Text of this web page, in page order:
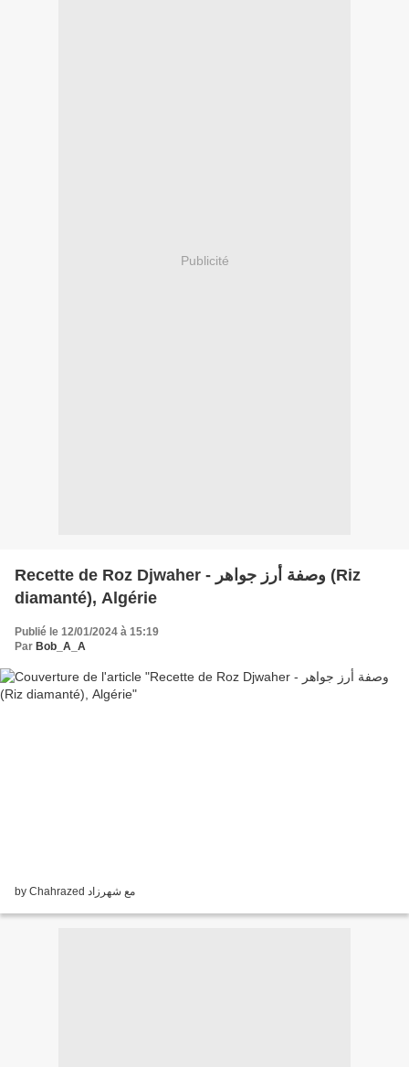
Publicité
Recette de Roz Djwaher - وصفة أرز جواهر (Riz
diamanté), Algérie
Publié le 12/01/2024 à 15:19
Par Bob_A_A
by Chahrazed مع شهرزاد